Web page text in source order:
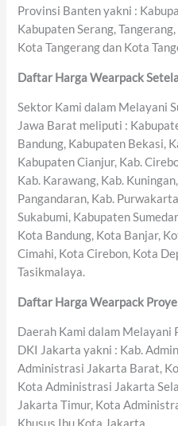
Provinsi Banten yakni :
Kabupaten Serang,
Kota Tangerang dan Kota
Daftar Harga Wearpack
Sektor Kami dalam Melayani
Jawa Barat meliputi :
Bandung, Kabupaten Bekasi,
Kabupaten Cianjur, Kab.
Kab. Karawang, Kab.
Pangandaran, Kab.
Sukabumi, Kabupaten
Kota Bandung, Kota Banjar,
Cimahi, Kota Cirebon, Kota
Tasikmalaya.
Daftar Harga Wearpack
Daerah Kami dalam Melayani
DKI Jakarta yakni : Kab.
Administrasi Jakarta Barat,
Kota Administrasi Jakarta
Jakarta Timur, Kota